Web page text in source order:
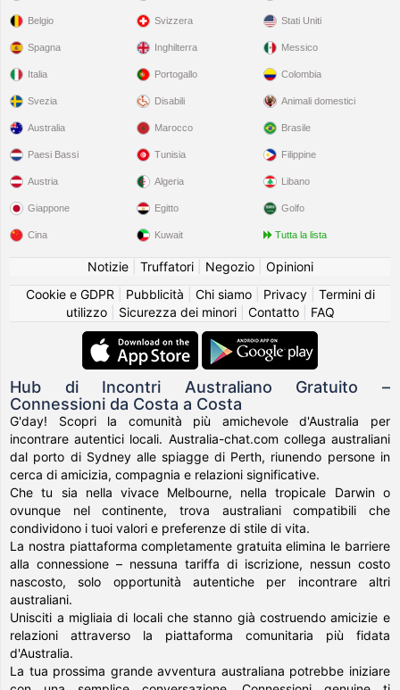
Belgio
Spagna
Italia
Svezia
Svizzera
Inghilterra
Portogallo
Disabili
Stati Uniti
Messico
Colombia
Animali domestici
Australia
Paesi Bassi
Austria
Giappone
Cina
Marocco
Tunisia
Algeria
Egitto
Kuwait
Brasile
Filippine
Libano
Golfo
Tutta la lista
Notizie| Truffatori| Negozio| Opinioni
Cookie e GDPR
Pubblicità Chi siamo| Privacy| Termini di
utilizzo| Sicurezza dei minori| Contatto| FAQ
Hub di Incontri Australiano Gratuito –
Connessioni da Costa a Costa
G'day! Scopri la comunità più amichevole d'Australia per
incontrare autentici locali. Australia-chat.com collega australiani
dal porto di Sydney alle spiagge di Perth, riunendo persone in
cerca di amicizia, compagnia e relazioni significative.
Che tu sia nella vivace Melbourne, nella tropicale Darwin o
ovunque nel continente, trova australiani compatibili che
condividono i tuoi valori e preferenze di stile di vita.
La nostra piattaforma completamente gratuita elimina le barriere
alla connessione – nessuna tariffa di iscrizione, nessun costo
nascosto, solo opportunità autentiche per incontrare altri
australiani.
Unisciti a migliaia di locali che stanno già costruendo amicizie e
relazioni attraverso la piattaforma comunitaria più fidata
d'Australia.
La tua prossima grande avventura australiana potrebbe iniziare